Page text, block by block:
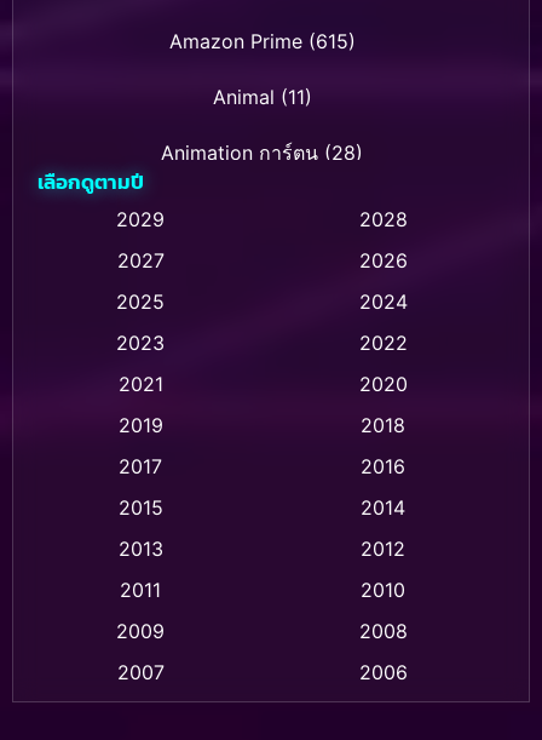
Amazon Prime(615)
Animal (11)
Animation การ์ตูน (28)
Animation การ์ตูน (237)
Animation การ์ตูน (32)
Animation แอนิเมชัน (1)
Animation แอนิเมชั่น (1)
Based on a True Story เรื่องจริง(36)
เลือกดูตามปี
2029
2028
2027
2026
2025
2024
2023
2022
2021
2020
2019
2018
2017
2016
2015
2014
2013
2012
2011
2010
2009
2008
2007
2006